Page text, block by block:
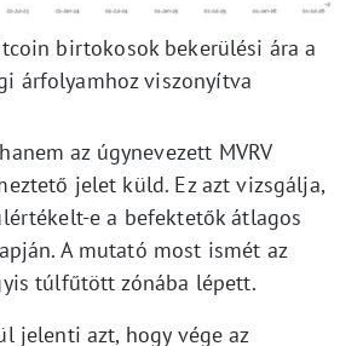
birtokosok bekerülési ára a
árfolyamhoz viszonyítva
az úgynevezett MVRV
jelet küld. Ez azt vizsgálja,
e a befektetők átlagos
A mutató most ismét az
túlfűtött zónába lépett.
jelenti azt, hogy vége az